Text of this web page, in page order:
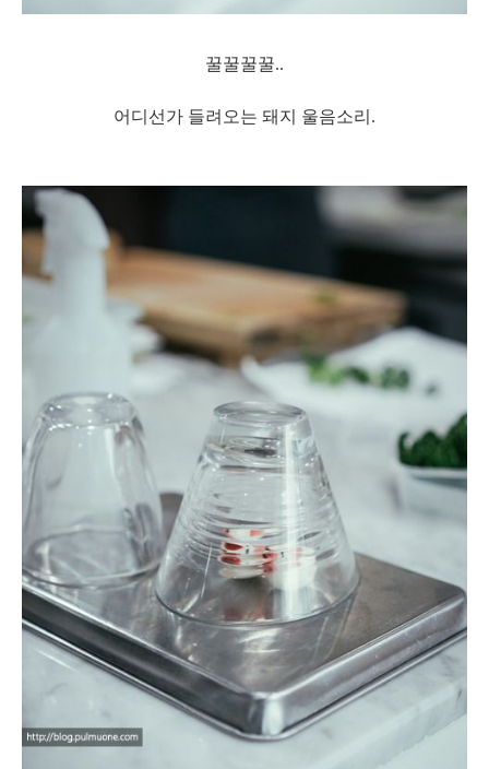
꿀꿀꿀꿀..
어디선가 들려오는 돼지 울음소리.